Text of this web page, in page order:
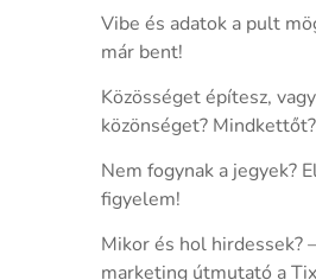
Vibe és adatok a pult
már bent!
Közösséget építesz, vagy
közönséget? Mindkettőt?
Nem fogynak a jegyek?
figyelem!
Mikor és hol hirdessek? –
marketing útmutató a